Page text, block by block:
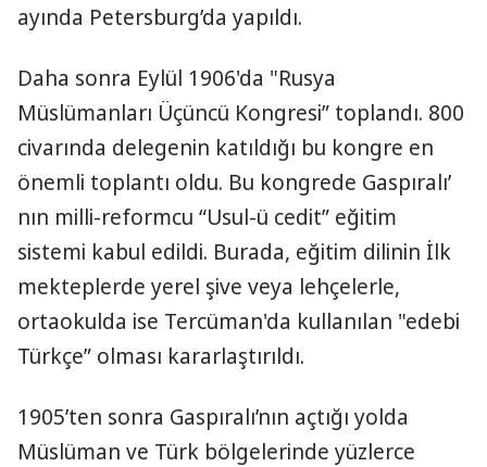
ayında Petersburg’da yapıldı.
Daha sonra Eylül 1906'da "Rusya
Müslümanları Üçüncü Kongresi” toplandı. 800
civarında delegenin katıldığı bu kongre en
önemli toplantı oldu. Bu kongrede Gaspıralı’
nın milli-reformcu “Usul-ü cedit” eğitim
sistemi kabul edildi. Burada, eğitim dilinin İlk
mekteplerde yerel şive veya lehçelerle,
ortaokulda ise Tercüman'da kullanılan "edebi
Türkçe” olması kararlaştırıldı.
1905’ten sonra Gaspıralı’nın açtığı yolda
Müslüman ve Türk bölgelerinde yüzlerce